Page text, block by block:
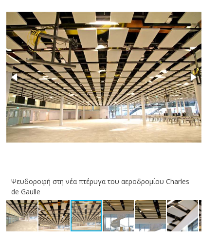
Ψευδοροφή στη νέα πτέρυγα του αεροδρομίου Charles
de Gaulle